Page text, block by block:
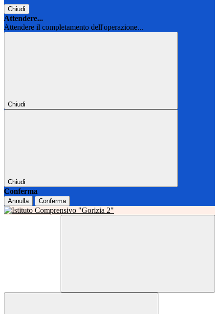
Chiudi
Attendere...
Attendere il completamento dell'operazione...
Chiudi
Chiudi
Conferma
Annulla Conferma